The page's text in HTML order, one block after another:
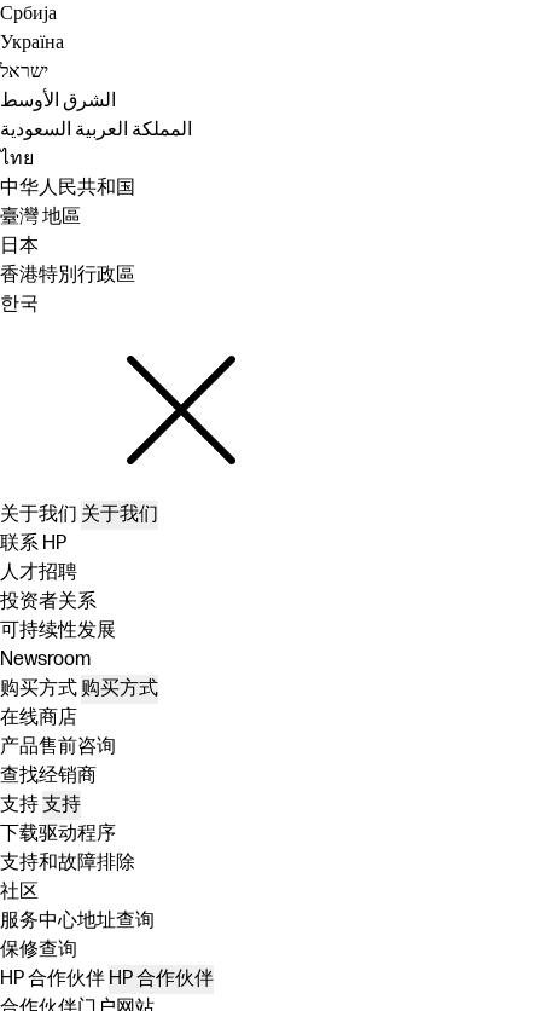
Србија
Україна
ישראל
الشرق الأوسط
المملكة العربية السعودية
ไทย
中华人民共和国
臺灣 地區
日本
香港特別行政區
한국
关于我们 关于我们
联系 HP
人才招聘
投资者关系
可持续性发展
Newsroom
购买方式 购买方式
在线商店
产品售前咨询
查找经销商
支持支持
下载驱动程序
支持和故障排除
社区
服务中心地址查询
保修查询
HP 合作伙伴 HP 合作伙伴